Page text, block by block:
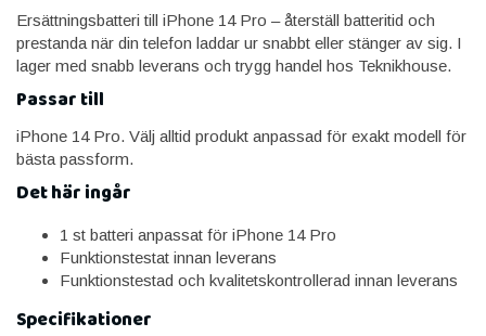
Ersättningsbatteri till iPhone 14 Pro – återställ batteritid och
prestanda när din telefon laddar ur snabbt eller stänger av sig. I
lager med snabb leverans och trygg handel hos Teknikhouse.
Passar till
iPhone 14 Pro. Välj alltid produkt anpassad för exakt modell för
bästa passform.
Det här ingår
1 st batteri anpassat för iPhone 14 Pro
Funktionstestat innan leverans
Funktionstestad och kvalitetskontrollerad innan leverans
Specifikationer